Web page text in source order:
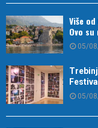
Više
Ovo
05/
05/